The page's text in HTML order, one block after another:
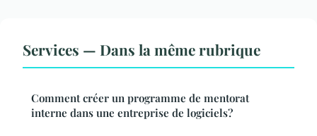
Services — Dans la même rubrique
Comment créer un programme de mentorat
interne dans une entreprise de logiciels?